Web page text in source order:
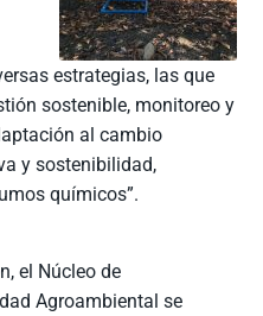
estrategias, las que
sostenible, monitoreo y
al cambio
y sostenibilidad,
químicos”.
el Núcleo de
Agroambiental se